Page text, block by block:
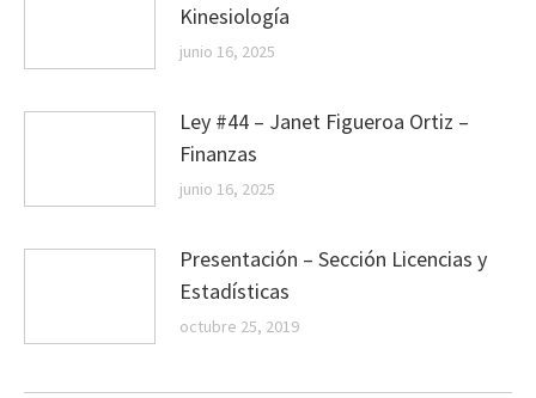
Kinesiología
junio 16, 2025
Ley #44 – Janet Figueroa Ortiz –
Finanzas
junio 16, 2025
Presentación – Sección Licencias y
Estadísticas
octubre 25, 2019